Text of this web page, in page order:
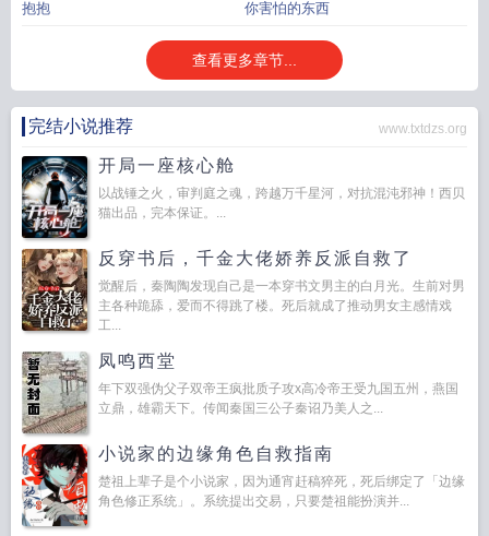
抱抱 你害怕的东西
查看更多章节...
完结小说推荐 www.txtdzs.org
开局一座核心舱
以战锤之火，审判庭之魂，跨越万千星河，对抗混沌邪神！西贝
猫出品，完本保证。...
反穿书后，千金大佬娇养反派自救了
觉醒后，秦陶陶发现自己是一本穿书文男主的白月光。生前对男
主各种跪舔，爱而不得跳了楼。死后就成了推动男女主感情戏
工...
凤鸣西堂
年下双强伪父子双帝王疯批质子攻x高冷帝王受九国五州，燕国
立鼎，雄霸天下。传闻秦国三公子秦诏乃美人之...
小说家的边缘角色自救指南
楚祖上辈子是个小说家，因为通宵赶稿猝死，死后绑定了「边缘
角色修正系统」。系统提出交易，只要楚祖能扮演并...